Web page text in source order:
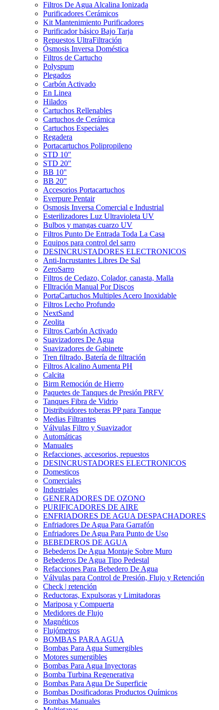
Filtros De Agua Alcalina Ionizada
Purificadores Cerámicos
Kit Mantenimiento Purificadores
Purificador básico Bajo Tarja
Repuestos UltraFiltración
Ósmosis Inversa Doméstica
Filtros de Cartucho
Polyspum
Plegados
Carbón Activado
En Linea
Hilados
Cartuchos Rellenables
Cartuchos de Cerámica
Cartuchos Especiales
Regadera
Portacartuchos Polipropileno
STD 10"
STD 20"
BB 10"
BB 20"
Accesorios Portacartuchos
Everpure Pentair
Osmosis Inversa Comercial e Industrial
Esterilizadores Luz Ultravioleta UV
Bulbos y mangas cuarzo UV
Filtros Punto De Entrada Toda La Casa
Equipos para control del sarro
DESINCRUSTADORES ELECTRONICOS
Anti-Incrustantes Libres De Sal
ZeroSarro
Filtros de Cedazo, Colador, canasta, Malla
FIltración Manual Por Discos
PortaCartuchos Multiples Acero Inoxidable
Filtros Lecho Profundo
NextSand
Zeolita
Filtros Carbón Activado
Suavizadores De Agua
Suavizadores de Gabinete
Tren filtrado, Batería de filtración
Filtros Alcalino Aumenta PH
Calcita
Birm Remoción de Hierro
Paquetes de Tanques de Presión PRFV
Tanques Fibra de Vidrio
Distribuidores toberas PP para Tanque
Medias Filtrantes
Válvulas Filtro y Suavizador
Automáticas
Manuales
Refacciones, accesorios, repuestos
DESINCRUSTADORES ELECTRONICOS
Domesticos
Comerciales
Industriales
GENERADORES DE OZONO
PURIFICADORES DE AIRE
ENFRIADORES DE AGUA DESPACHADORES
Enfriadores De Agua Para Garrafón
Enfriadores De Agua Para Punto de Uso
BEBEDEROS DE AGUA
Bebederos De Agua Montaje Sobre Muro
Bebederos De Agua Tipo Pedestal
Refacciones Para Bebedero De Agua
Válvulas para Control de Presión, Flujo y Retención
Check | retención
Reductoras, Expulsoras y Limitadoras
Mariposa y Compuerta
Medidores de Flujo
Magnéticos
Flujómetros
BOMBAS PARA AGUA
Bombas Para Agua Sumergibles
Motores sumergibles
Bombas Para Agua Inyectoras
Bomba Turbina Regenerativa
Bombas Para Agua De Superficie
Bombas Dosificadoras Productos Químicos
Bombas Manuales